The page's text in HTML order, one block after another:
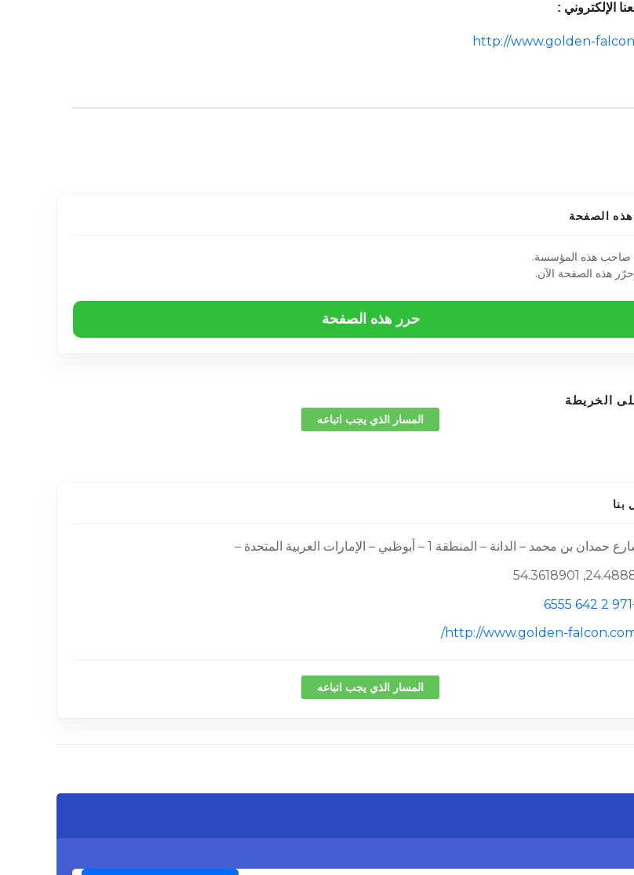
الإلكتروني :
http://www.golden-
الصفحة
صاحب هذه المؤسسة.
هذه الصفحة الآن.
حرر هذه الصفحة
الخريطة
المسار الذي يجب اتباعه
بنا
حمدان بن محمد – الدانة – المنطقة 1 – أبوظبي – الإمارات العربية المتحدة –
24.4888,
http://www.golden-
المسار الذي يجب اتباعه